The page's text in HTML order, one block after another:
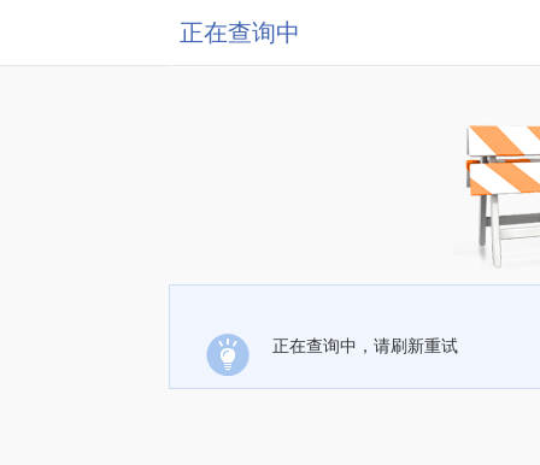
正在查询中
正在查询中，请刷新重试